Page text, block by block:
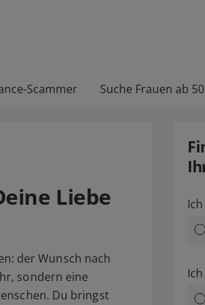
Scammer Suche Frauen ab 50
Liebe
der Wunsch nach
sondern eine
Du bringst